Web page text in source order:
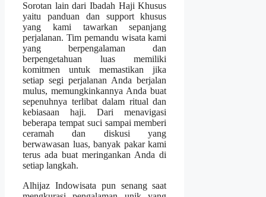
Sorotan lain dari Ibadah Haji Khusus
yaitu panduan dan support khusus
yang kami tawarkan sepanjang
perjalanan. Tim pemandu wisata kami
yang berpengalaman dan
berpengetahuan luas memiliki
komitmen untuk memastikan jika
setiap segi perjalanan Anda berjalan
mulus, memungkinkannya Anda buat
sepenuhnya terlibat dalam ritual dan
kebiasaan haji. Dari menavigasi
beberapa tempat suci sampai memberi
ceramah dan diskusi yang
berwawasan luas, banyak pakar kami
terus ada buat meringankan Anda di
setiap langkah.
Alhijaz Indowisata pun senang saat